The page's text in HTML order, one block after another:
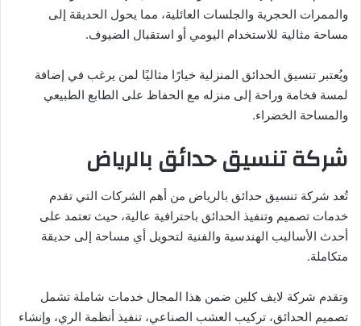
والممرات الحجرية والجلسات العائلية، مما يحول الحديقة إلى
مساحة مثالية للاستخدام اليومي أو استقبال الضيوف.
ويُعتبر تنسيق الحدائق المنزلية خيارًا مثاليًا لمن يرغب في إضافة
لمسة فخامة وراحة إلى منزله مع الحفاظ على الطابع الطبيعي
والمساحة الخضراء.
شركة تنسيق حدائق بالرياض
تُعد شركة تنسيق حدائق بالرياض من أهم الشركات التي تقدم
خدمات تصميم وتنفيذ الحدائق باحترافية عالية، حيث تعتمد على
أحدث الأساليب الهندسية والفنية لتحويل أي مساحة إلى حديقة
متكاملة.
وتقدم شركة لايف كلين ضمن هذا المجال خدمات شاملة تشمل
تصميم الحدائق، تركيب العشب الصناعي، تنفيذ أنظمة الري، وإنشاء